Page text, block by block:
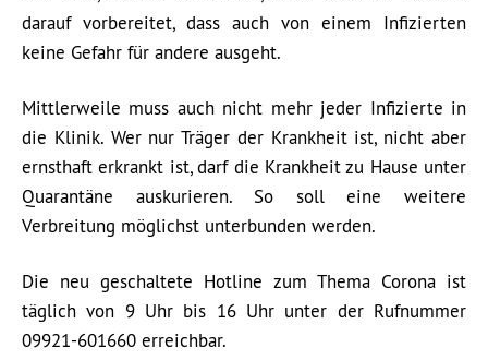
darauf vorbereitet, dass auch von einem Infizierten
keine Gefahr für andere ausgeht.
Mittlerweile muss auch nicht mehr jeder Infizierte in
die Klinik. Wer nur Träger der Krankheit ist, nicht aber
ernsthaft erkrankt ist, darf die Krankheit zu Hause unter
Quarantäne auskurieren. So soll eine weitere
Verbreitung möglichst unterbunden werden.
Die neu geschaltete Hotline zum Thema Corona ist
täglich von 9 Uhr bis 16 Uhr unter der Rufnummer
09921-601660 erreichbar.